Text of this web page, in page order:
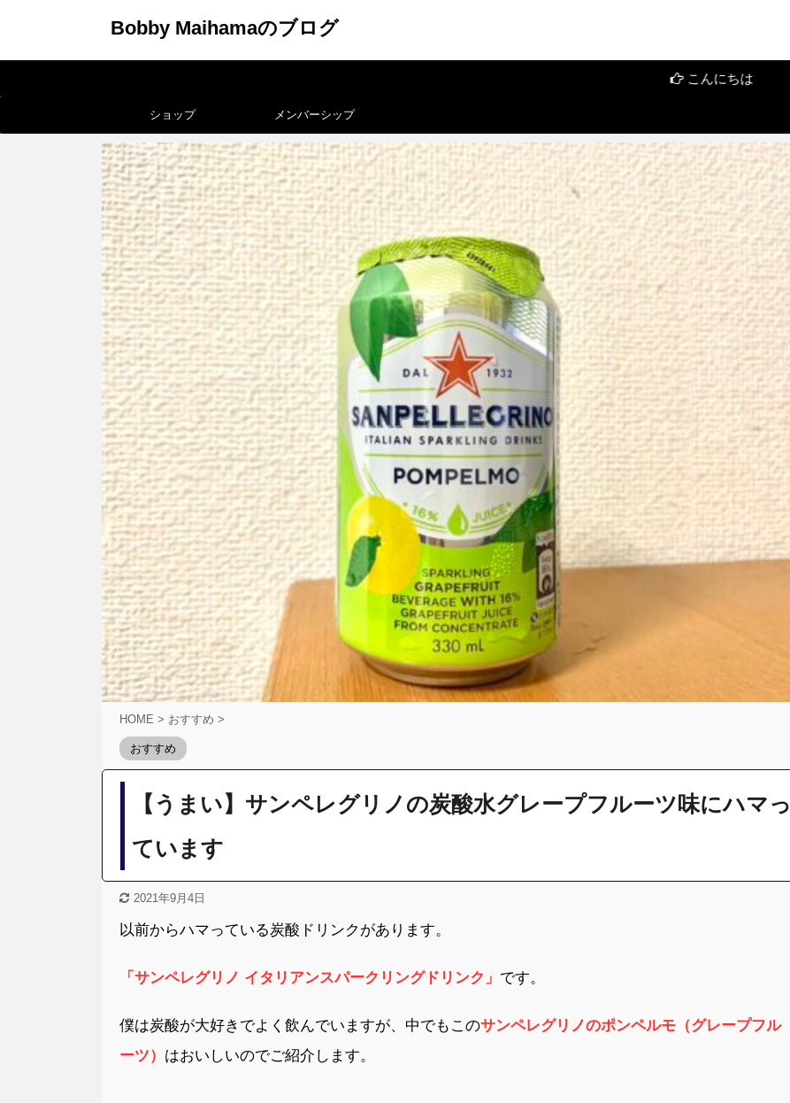
Bobby Maihamaのブログ
こんにちは
ショップ メンバーシップ
HOME > おすすめ >
おすすめ
【うまい】サンペレグリノの炭酸水グレープフルーツ味にハマっ
ています
2021年9月4日
以前からハマっている炭酸ドリンクがあります。
「サンペレグリノ イタリアンスパークリングドリンク」 です。
僕は炭酸が大好きでよく飲んでいますが、中でもこのサンペレグリノのポンペルモ（グレープフル
ーツ） はおいしいのでご紹介します。